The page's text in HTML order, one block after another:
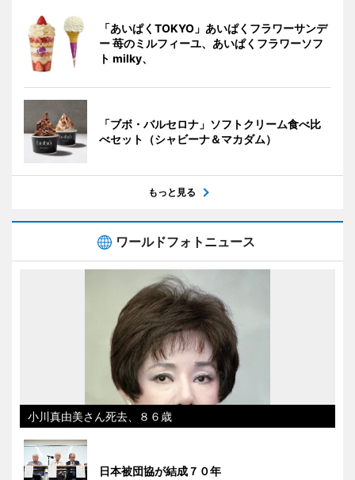
「あいぱくTOKYO」あいぱくフラワーサンデ
ー 苺のミルフィーユ、あいぱくフラワーソフ
ト milky、
「ブボ・バルセロナ」ソフトクリーム食べ比
べセット（シャビーナ＆マカダム）
もっと見る
ワールドフォトニュース
小川真由美さん死去、８６歳
日本被団協が結成７０年